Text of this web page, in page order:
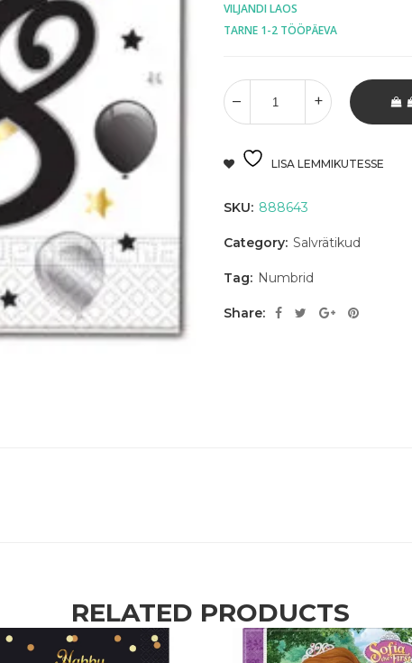
VILJANDI LAOS
TARNE 1-2 TÖÖPÄEVA
LISA LEMMIKUTESSE
SKU: 888643
Category: Salvrätikud
Tag: Numbrid
Share:
RELATED PRODUCTS